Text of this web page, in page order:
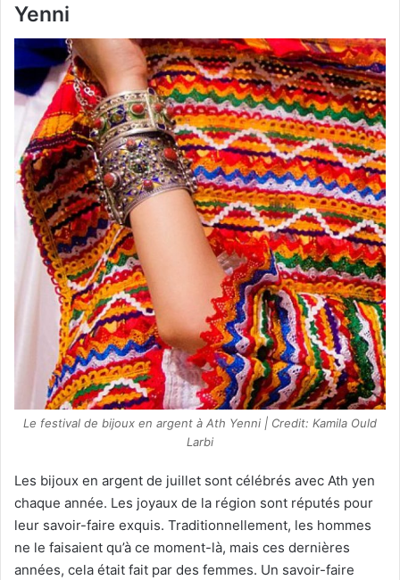
Yenni
Le festival de bijoux en argent à Ath Yenni | Credit: Kamila Ould
Larbi
Les bijoux en argent de juillet sont célébrés avec Ath yen
chaque année. Les joyaux de la région sont réputés pour
leur savoir-faire exquis. Traditionnellement, les hommes
ne le faisaient qu’à ce moment-là, mais ces dernières
années, cela était fait par des femmes. Un savoir-faire